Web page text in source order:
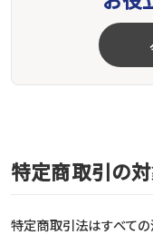
特定商取引の
特定商取引法はすべて